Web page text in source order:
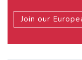
Join our